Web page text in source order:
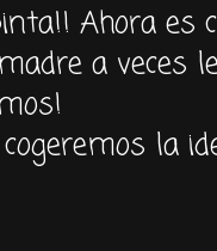
Ahora es
a veces
la